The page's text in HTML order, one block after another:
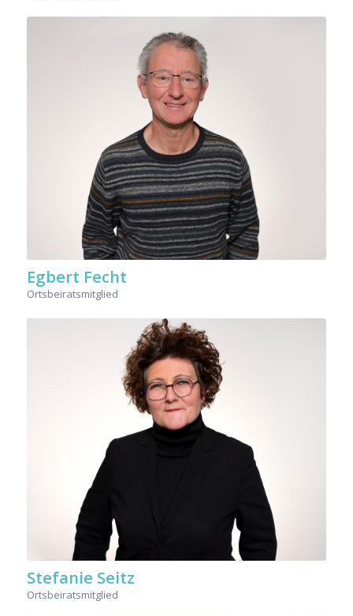
Egbert Fecht
Ortsbeiratsmitglied
Stefanie Seitz
Ortsbeiratsmitglied